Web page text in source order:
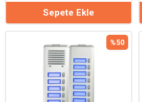
Sepete Ekle
%50